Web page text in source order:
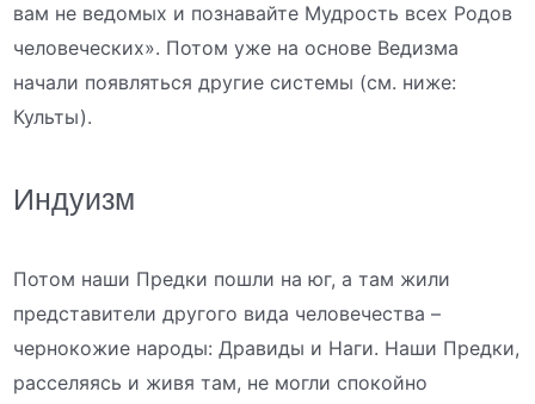
вам не ведомых и познавайте Мудрость всех Родов
человеческих». Потом уже на основе Ведизма
начали появляться другие системы (см. ниже:
Культы).
Индуизм
Потом наши Предки пошли на юг, а там жили
представители другого вида человечества –
чернокожие народы: Дравиды и Наги. Наши Предки,
расселяясь и живя там, не могли спокойно